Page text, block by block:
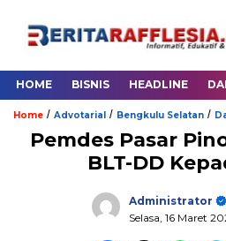
HOME BISNIS HEADLINE
Home / Advotarial / Bengkulu Selatan /
Pemdes Pasar
BLT-DD
Administrator
Selasa, 16 Maret